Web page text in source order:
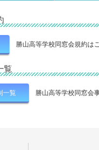
勝山高等学校同窓会規約は
覧
一覧 勝山高等学校同窓会